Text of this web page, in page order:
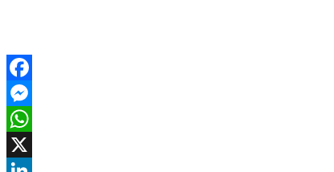
Facebook
Messenger
WhatsApp